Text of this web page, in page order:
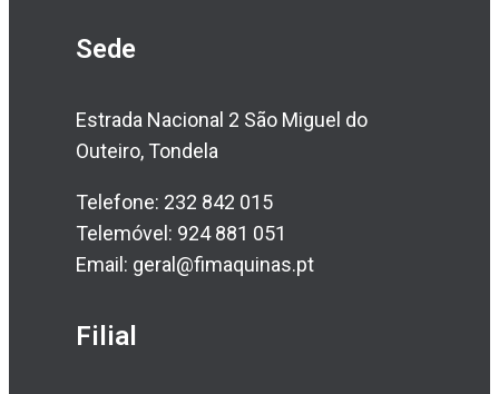
Sede
Estrada Nacional 2 São Miguel do
Outeiro, Tondela
Telefone: 232 842 015
Telemóvel: 924 881 051
Email: geral@fimaquinas.pt
Filial